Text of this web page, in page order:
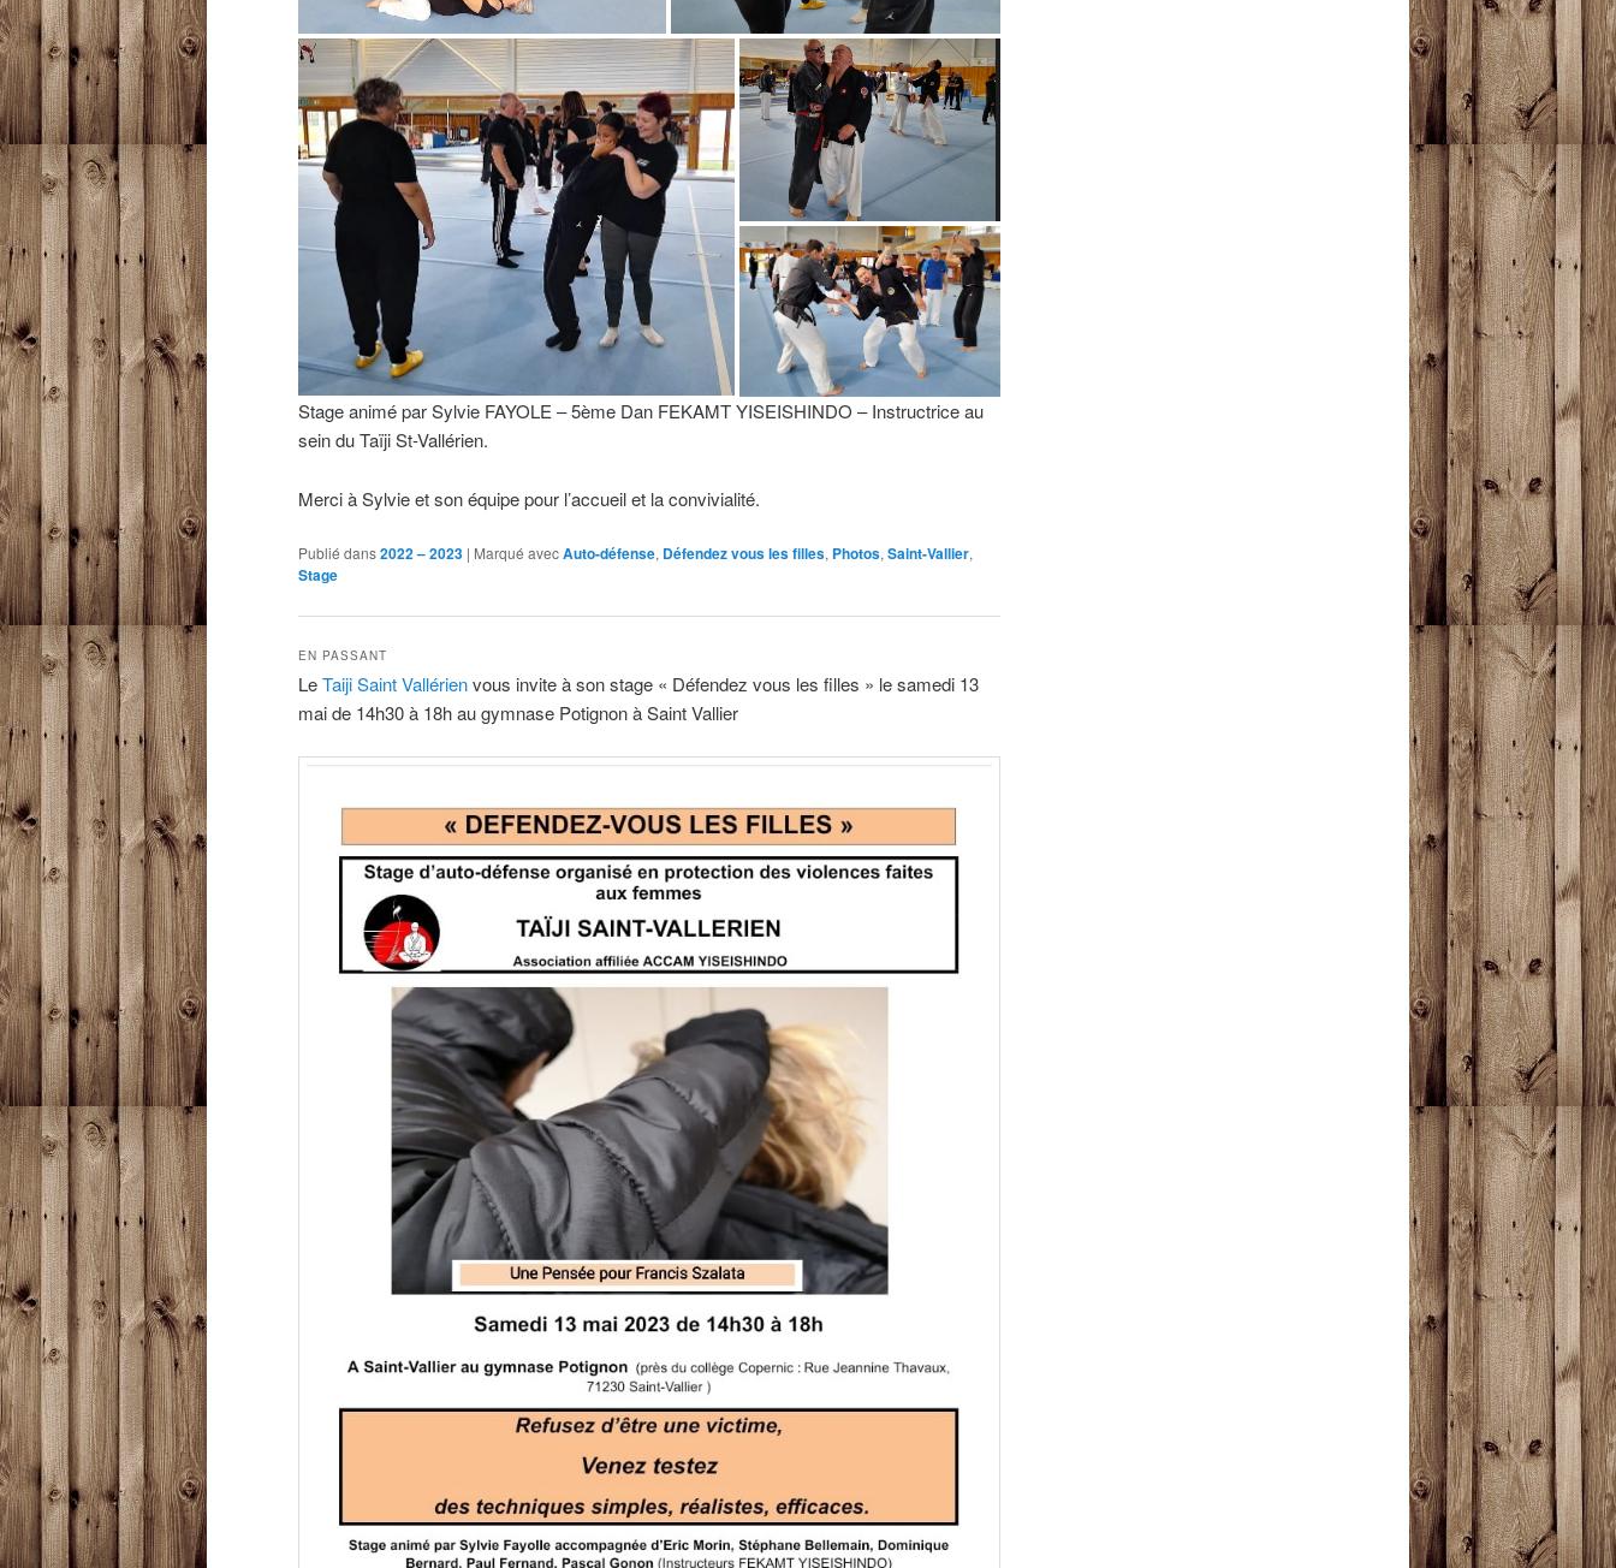
Stage animé par Sylvie FAYOLE – 5ème Dan FEKAMT YISEISHINDO – Instructrice au
sein du Taïji St-Vallérien.
Merci à Sylvie et son équipe pour l’accueil et la convivialité.
Publié dans2022 – 2023 | Marqué avecAuto-défense, Défendez vous les filles, Photos, Saint-Vallier,
Stage
EN PASSANT
LeTaiji Saint Vallérienvous invite à son stage « Défendez vous les filles » le samedi 13
mai de 14h30 à 18h au gymnase Potignon à Saint Vallier